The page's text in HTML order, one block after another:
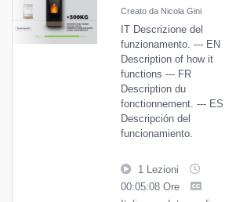
Creato da Nicola Gini
IT Descrizione del
funzionamento. --- EN
Description of how it
functions --- FR
Description du
fonctionnement. --- ES
Descripción del
funcionamiento.
1 Lezioni
00:05:08 Ore